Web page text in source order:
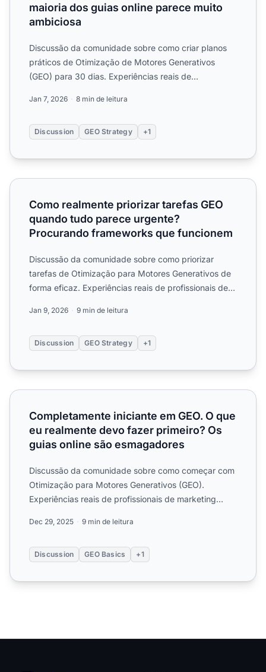
maioria dos guias online parece muito
ambiciosa
Discussão da comunidade sobre como criar planos
práticos de Otimização de Motores Generativos
(GEO) para 30 dias. Experiências reais de
Jan 7, 2026 8 min de leitura
Discussion GEO Strategy +1
Como realmente priorizar tarefas GEO quando tudo
Como realmente priorizar tarefas GEO
quando tudo parece urgente?
Procurando frameworks que funcionem
Discussão da comunidade sobre como priorizar
tarefas de Otimização para Motores Generativos de
forma eficaz. Experiências reais de profissionais de
Jan 9, 2026 9 min de leitura
Discussion GEO Strategy +1
Completamente iniciante em GEO. O que eu realmente
Completamente iniciante em GEO. O que
eu realmente devo fazer primeiro? Os
guias online são esmagadores
Discussão da comunidade sobre como começar com
Otimização para Motores Generativos (GEO).
Experiências reais de profissionais de marketing
Dec 29, 2025 9 min de leitura
Discussion GEO Basics +1